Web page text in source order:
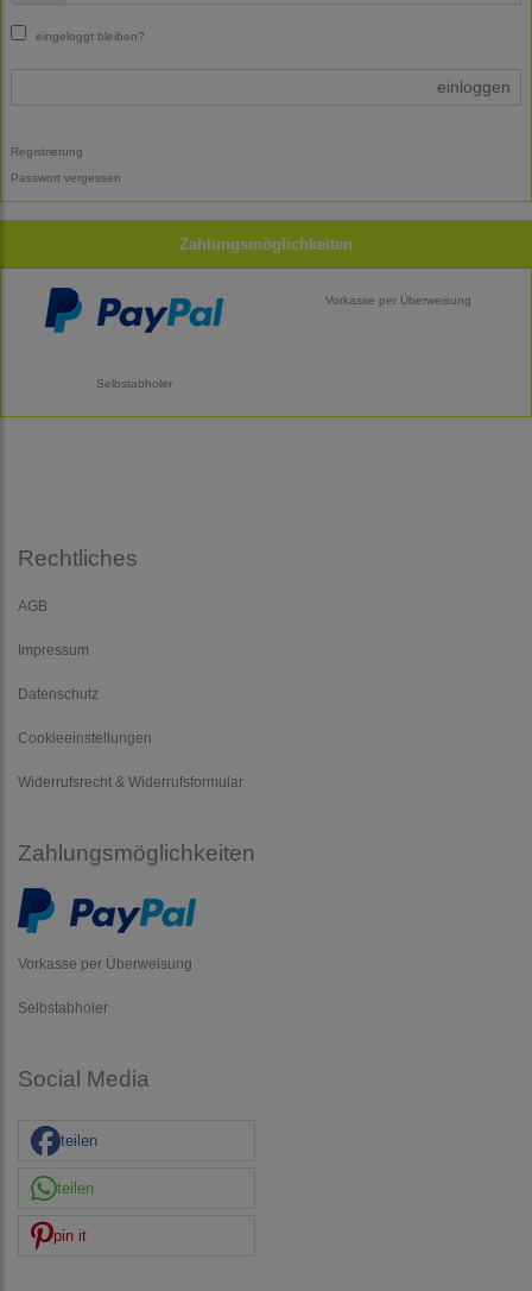
eingeloggt bleiben?
einloggen
Registrierung
Passwort vergessen
Zahlungsmöglichkeiten
Vorkasse per Überweisung
Selbstabholer
Rechtliches
AGB
Impressum
Datenschutz
Cookieeinstellungen
Widerrufsrecht & Widerrufsformular
Zahlungsmöglichkeiten
Vorkasse per Überweisung
Selbstabholer
Social Media
teilen
teilen
pin it